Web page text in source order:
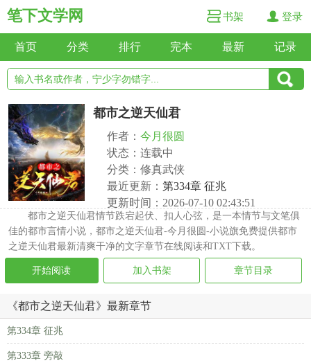
笔下文学网 书架 登录
首页 分类 排行 完本 最新 记录
都市之逆天仙君
作者： 今月很圆
状态：连载中
分类：修真武侠
最近更新： 第334章 征兆
更新时间：2026-07-10 02:43:51
都市之逆天仙君情节跌宕起伏、扣人心弦，是一本情节与文笔俱
佳的都市言情小说，都市之逆天仙君-今月很圆-小说旗免费提供都市
之逆天仙君最新清爽干净的文字章节在线阅读和TXT下载。
开始阅读 加入书架 章节目录
《都市之逆天仙君》最新章节
第334章 征兆
第333章 旁敲